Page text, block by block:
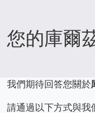
您的庫爾
我們期待回答您關於
請通過以下方式與我